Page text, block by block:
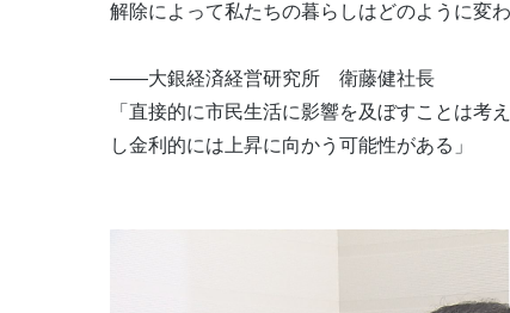
解除によって私たちの暮らしはどのように変
――大銀経済経営研究所 衛藤健社長
「直接的に市民生活に影響を及ぼすことは考
し金利的には上昇に向かう可能性がある」